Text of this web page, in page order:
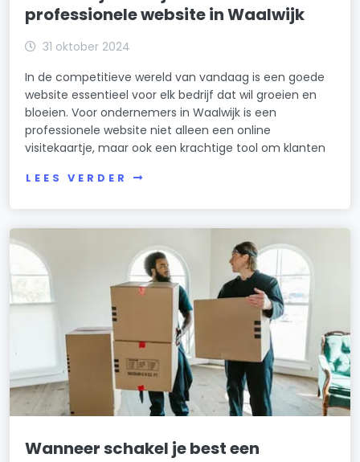
professionele website in Waalwijk
31 oktober 2024
In de competitieve wereld van vandaag is een goede
website essentieel voor elk bedrijf dat wil groeien en
bloeien. Voor ondernemers in Waalwijk is een
professionele website niet alleen een online
visitekaartje, maar ook een krachtige tool om klanten
LEES VERDER
Wanneer schakel je best een